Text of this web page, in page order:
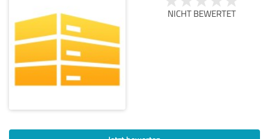
NICHT BEWERTET